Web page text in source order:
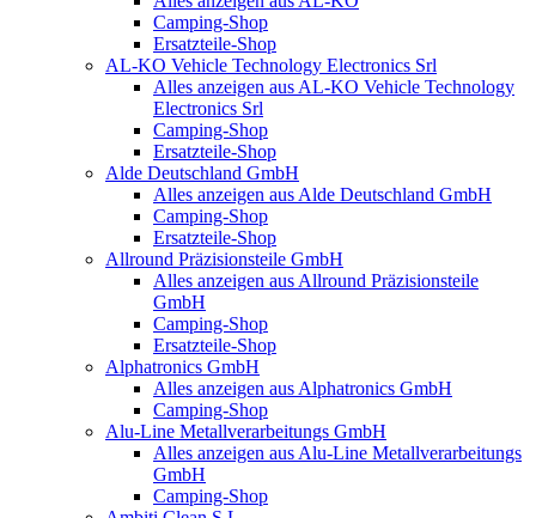
Camping-Shop
Ersatzteile-Shop
AL-KO Vehicle Technology Electronics Srl
Alles anzeigen aus AL-KO Vehicle Technology
Electronics Srl
Camping-Shop
Ersatzteile-Shop
Alde Deutschland GmbH
Alles anzeigen aus Alde Deutschland GmbH
Camping-Shop
Ersatzteile-Shop
Allround Präzisionsteile GmbH
Alles anzeigen aus Allround Präzisionsteile
GmbH
Camping-Shop
Ersatzteile-Shop
Alphatronics GmbH
Alles anzeigen aus Alphatronics GmbH
Camping-Shop
Alu-Line Metallverarbeitungs GmbH
Alles anzeigen aus Alu-Line Metallverarbeitungs
GmbH
Camping-Shop